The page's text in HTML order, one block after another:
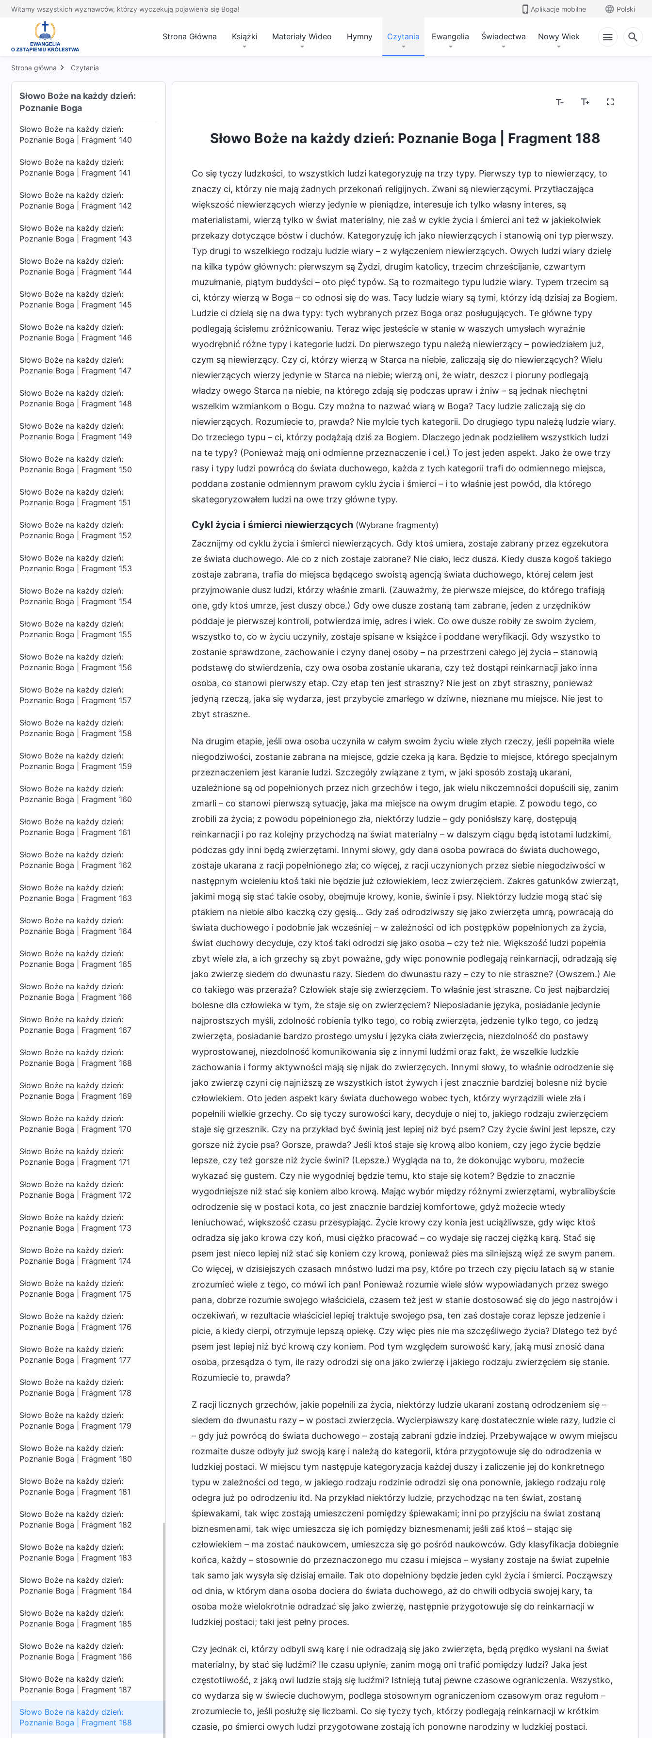
Witamy wszystkich wyznawców, którzy wyczekują pojawienia się Boga! Aplikacje mobilne Polski
Strona Główna Książki Materiały Wideo Hymny Czytania Ewangelia Świadectwa Nowy Wiek
Strona główna Czytania
Słowo Boże na każdy dzień:
Poznanie Boga
Poznanie Boga | Fragment 136
Słowo Boże na każdy dzień:
Poznanie Boga | Fragment 137
Słowo Boże na każdy dzień:
Poznanie Boga | Fragment 138
Słowo Boże na każdy dzień:
Poznanie Boga | Fragment 139
Słowo Boże na każdy dzień:
Poznanie Boga | Fragment 140
Słowo Boże na każdy dzień:
Poznanie Boga | Fragment 141
Słowo Boże na każdy dzień:
Poznanie Boga | Fragment 142
Słowo Boże na każdy dzień:
Poznanie Boga | Fragment 143
Słowo Boże na każdy dzień:
Poznanie Boga | Fragment 144
Słowo Boże na każdy dzień:
Poznanie Boga | Fragment 145
Słowo Boże na każdy dzień:
Poznanie Boga | Fragment 146
Słowo Boże na każdy dzień:
Poznanie Boga | Fragment 147
Słowo Boże na każdy dzień:
Poznanie Boga | Fragment 148
Słowo Boże na każdy dzień:
Poznanie Boga | Fragment 149
Słowo Boże na każdy dzień:
Poznanie Boga | Fragment 150
Słowo Boże na każdy dzień:
Poznanie Boga | Fragment 151
Słowo Boże na każdy dzień:
Poznanie Boga | Fragment 152
Słowo Boże na każdy dzień:
Poznanie Boga | Fragment 153
Słowo Boże na każdy dzień:
Poznanie Boga | Fragment 154
Słowo Boże na każdy dzień:
Poznanie Boga | Fragment 155
Słowo Boże na każdy dzień:
Poznanie Boga | Fragment 156
Słowo Boże na każdy dzień:
Poznanie Boga | Fragment 157
Słowo Boże na każdy dzień:
Poznanie Boga | Fragment 158
Słowo Boże na każdy dzień:
Poznanie Boga | Fragment 159
Słowo Boże na każdy dzień:
Poznanie Boga | Fragment 160
Słowo Boże na każdy dzień:
Poznanie Boga | Fragment 161
Słowo Boże na każdy dzień:
Poznanie Boga | Fragment 162
Słowo Boże na każdy dzień:
Poznanie Boga | Fragment 163
Słowo Boże na każdy dzień:
Poznanie Boga | Fragment 164
Słowo Boże na każdy dzień:
Poznanie Boga | Fragment 165
Słowo Boże na każdy dzień:
Poznanie Boga | Fragment 166
Słowo Boże na każdy dzień:
Poznanie Boga | Fragment 167
Słowo Boże na każdy dzień:
Poznanie Boga | Fragment 168
Słowo Boże na każdy dzień:
Poznanie Boga | Fragment 169
Słowo Boże na każdy dzień:
Poznanie Boga | Fragment 170
Słowo Boże na każdy dzień:
Poznanie Boga | Fragment 171
Słowo Boże na każdy dzień:
Poznanie Boga | Fragment 172
Słowo Boże na każdy dzień:
Poznanie Boga | Fragment 173
Słowo Boże na każdy dzień:
Poznanie Boga | Fragment 174
Słowo Boże na każdy dzień:
Poznanie Boga | Fragment 175
Słowo Boże na każdy dzień:
Poznanie Boga | Fragment 176
Słowo Boże na każdy dzień:
Poznanie Boga | Fragment 177
Słowo Boże na każdy dzień:
Poznanie Boga | Fragment 178
Słowo Boże na każdy dzień:
Poznanie Boga | Fragment 179
Słowo Boże na każdy dzień:
Poznanie Boga | Fragment 180
Słowo Boże na każdy dzień:
Poznanie Boga | Fragment 181
Słowo Boże na każdy dzień:
Poznanie Boga | Fragment 182
Słowo Boże na każdy dzień:
Poznanie Boga | Fragment 183
Słowo Boże na każdy dzień:
Poznanie Boga | Fragment 184
Słowo Boże na każdy dzień:
Poznanie Boga | Fragment 185
Słowo Boże na każdy dzień:
Poznanie Boga | Fragment 186
Słowo Boże na każdy dzień:
Poznanie Boga | Fragment 187
Słowo Boże na każdy dzień:
Poznanie Boga | Fragment 188
Słowo Boże na każdy dzień: Poznanie Boga | Fragment 188
Co się tyczy ludzkości, to wszystkich ludzi kategoryzuję na trzy typy. Pierwszy typ to niewierzący, to
znaczy ci, którzy nie mają żadnych przekonań religijnych. Zwani są niewierzącymi. Przytłaczająca
większość niewierzących wierzy jedynie w pieniądze, interesuje ich tylko własny interes, są
materialistami, wierzą tylko w świat materialny, nie zaś w cykle życia i śmierci ani też w jakiekolwiek
przekazy dotyczące bóstw i duchów. Kategoryzuję ich jako niewierzących i stanowią oni typ pierwszy.
Typ drugi to wszelkiego rodzaju ludzie wiary – z wyłączeniem niewierzących. Owych ludzi wiary dzielę
na kilka typów głównych: pierwszym są Żydzi, drugim katolicy, trzecim chrześcijanie, czwartym
muzułmanie, piątym buddyści – oto pięć typów. Są to rozmaitego typu ludzie wiary. Typem trzecim są
ci, którzy wierzą w Boga – co odnosi się do was. Tacy ludzie wiary są tymi, którzy idą dzisiaj za Bogiem.
Ludzie ci dzielą się na dwa typy: tych wybranych przez Boga oraz posługujących. Te główne typy
podlegają ścisłemu zróżnicowaniu. Teraz więc jesteście w stanie w waszych umysłach wyraźnie
wyodrębnić różne typy i kategorie ludzi. Do pierwszego typu należą niewierzący – powiedziałem już,
czym są niewierzący. Czy ci, którzy wierzą w Starca na niebie, zaliczają się do niewierzących? Wielu
niewierzących wierzy jedynie w Starca na niebie; wierzą oni, że wiatr, deszcz i pioruny podlegają
władzy owego Starca na niebie, na którego zdają się podczas upraw i żniw – są jednak niechętni
wszelkim wzmiankom o Bogu. Czy można to nazwać wiarą w Boga? Tacy ludzie zaliczają się do
niewierzących. Rozumiecie to, prawda? Nie mylcie tych kategorii. Do drugiego typu należą ludzie wiary.
Do trzeciego typu – ci, którzy podążają dziś za Bogiem. Dlaczego jednak podzieliłem wszystkich ludzi
na te typy? (Ponieważ mają oni odmienne przeznaczenie i cel.) To jest jeden aspekt. Jako że owe trzy
rasy i typy ludzi powrócą do świata duchowego, każda z tych kategorii trafi do odmiennego miejsca,
poddana zostanie odmiennym prawom cyklu życia i śmierci – i to właśnie jest powód, dla którego
skategoryzowałem ludzi na owe trzy główne typy.
Cykl życia i śmierci niewierzących (Wybrane fragmenty)
Zacznijmy od cyklu życia i śmierci niewierzących. Gdy ktoś umiera, zostaje zabrany przez egzekutora
ze świata duchowego. Ale co z nich zostaje zabrane? Nie ciało, lecz dusza. Kiedy dusza kogoś takiego
zostaje zabrana, trafia do miejsca będącego swoistą agencją świata duchowego, której celem jest
przyjmowanie dusz ludzi, którzy właśnie zmarli. (Zauważmy, że pierwsze miejsce, do którego trafiają
one, gdy ktoś umrze, jest duszy obce.) Gdy owe dusze zostaną tam zabrane, jeden z urzędników
poddaje je pierwszej kontroli, potwierdza imię, adres i wiek. Co owe dusze robiły ze swoim życiem,
wszystko to, co w życiu uczyniły, zostaje spisane w książce i poddane weryfikacji. Gdy wszystko to
zostanie sprawdzone, zachowanie i czyny danej osoby – na przestrzeni całego jej życia – stanowią
podstawę do stwierdzenia, czy owa osoba zostanie ukarana, czy też dostąpi reinkarnacji jako inna
osoba, co stanowi pierwszy etap. Czy etap ten jest straszny? Nie jest on zbyt straszny, ponieważ
jedyną rzeczą, jaka się wydarza, jest przybycie zmarłego w dziwne, nieznane mu miejsce. Nie jest to
zbyt straszne.
Na drugim etapie, jeśli owa osoba uczyniła w całym swoim życiu wiele złych rzeczy, jeśli popełniła wiele
niegodziwości, zostanie zabrana na miejsce, gdzie czeka ją kara. Będzie to miejsce, którego specjalnym
przeznaczeniem jest karanie ludzi. Szczegóły związane z tym, w jaki sposób zostają ukarani,
uzależnione są od popełnionych przez nich grzechów i tego, jak wielu nikczemności dopuścili się, zanim
zmarli – co stanowi pierwszą sytuację, jaka ma miejsce na owym drugim etapie. Z powodu tego, co
zrobili za życia; z powodu popełnionego zła, niektórzy ludzie – gdy poniósłszy karę, dostępują
reinkarnacji i po raz kolejny przychodzą na świat materialny – w dalszym ciągu będą istotami ludzkimi,
podczas gdy inni będą zwierzętami. Innymi słowy, gdy dana osoba powraca do świata duchowego,
zostaje ukarana z racji popełnionego zła; co więcej, z racji uczynionych przez siebie niegodziwości w
następnym wcieleniu ktoś taki nie będzie już człowiekiem, lecz zwierzęciem. Zakres gatunków zwierząt,
jakimi mogą się stać takie osoby, obejmuje krowy, konie, świnie i psy. Niektórzy ludzie mogą stać się
ptakiem na niebie albo kaczką czy gęsią… Gdy zaś odrodziwszy się jako zwierzęta umrą, powracają do
świata duchowego i podobnie jak wcześniej – w zależności od ich postępków popełnionych za życia,
świat duchowy decyduje, czy ktoś taki odrodzi się jako osoba – czy też nie. Większość ludzi popełnia
zbyt wiele zła, a ich grzechy są zbyt poważne, gdy więc ponownie podlegają reinkarnacji, odradzają się
jako zwierzę siedem do dwunastu razy. Siedem do dwunastu razy – czy to nie straszne? (Owszem.) Ale
co takiego was przeraża? Człowiek staje się zwierzęciem. To właśnie jest straszne. Co jest najbardziej
bolesne dla człowieka w tym, że staje się on zwierzęciem? Nieposiadanie języka, posiadanie jedynie
najprostszych myśli, zdolność robienia tylko tego, co robią zwierzęta, jedzenie tylko tego, co jedzą
zwierzęta, posiadanie bardzo prostego umysłu i języka ciała zwierzęcia, niezdolność do postawy
wyprostowanej, niezdolność komunikowania się z innymi ludźmi oraz fakt, że wszelkie ludzkie
zachowania i formy aktywności mają się nijak do zwierzęcych. Innymi słowy, to właśnie odrodzenie się
jako zwierzę czyni cię najniższą ze wszystkich istot żywych i jest znacznie bardziej bolesne niż bycie
człowiekiem. Oto jeden aspekt kary świata duchowego wobec tych, którzy wyrządzili wiele zła i
popełnili wielkie grzechy. Co się tyczy surowości kary, decyduje o niej to, jakiego rodzaju zwierzęciem
staje się grzesznik. Czy na przykład być świnią jest lepiej niż być psem? Czy życie świni jest lepsze, czy
gorsze niż życie psa? Gorsze, prawda? Jeśli ktoś staje się krową albo koniem, czy jego życie będzie
lepsze, czy też gorsze niż życie świni? (Lepsze.) Wygląda na to, że dokonując wyboru, możecie
wykazać się gustem. Czy nie wygodniej będzie temu, kto staje się kotem? Będzie to znacznie
wygodniejsze niż stać się koniem albo krową. Mając wybór między różnymi zwierzętami, wybralibyście
odrodzenie się w postaci kota, co jest znacznie bardziej komfortowe, gdyż możecie wtedy
leniuchować, większość czasu przesypiając. Życie krowy czy konia jest uciążliwsze, gdy więc ktoś
odradza się jako krowa czy koń, musi ciężko pracować – co wydaje się raczej ciężką karą. Stać się
psem jest nieco lepiej niż stać się koniem czy krową, ponieważ pies ma silniejszą więź ze swym panem.
Co więcej, w dzisiejszych czasach mnóstwo ludzi ma psy, które po trzech czy pięciu latach są w stanie
zrozumieć wiele z tego, co mówi ich pan! Ponieważ rozumie wiele słów wypowiadanych przez swego
pana, dobrze rozumie swojego właściciela, czasem też jest w stanie dostosować się do jego nastrojów i
oczekiwań, w rezultacie właściciel lepiej traktuje swojego psa, ten zaś dostaje coraz lepsze jedzenie i
picie, a kiedy cierpi, otrzymuje lepszą opiekę. Czy więc pies nie ma szczęśliwego życia? Dlatego też być
psem jest lepiej niż być krową czy koniem. Pod tym względem surowość kary, jaką musi znosić dana
osoba, przesądza o tym, ile razy odrodzi się ona jako zwierzę i jakiego rodzaju zwierzęciem się stanie.
Rozumiecie to, prawda?
Z racji licznych grzechów, jakie popełnili za życia, niektórzy ludzie ukarani zostaną odrodzeniem się –
siedem do dwunastu razy – w postaci zwierzęcia. Wycierpiawszy karę dostatecznie wiele razy, ludzie ci
– gdy już powrócą do świata duchowego – zostają zabrani gdzie indziej. Przebywające w owym miejscu
rozmaite dusze odbyły już swoją karę i należą do kategorii, która przygotowuje się do odrodzenia w
ludzkiej postaci. W miejscu tym następuje kategoryzacja każdej duszy i zaliczenie jej do konkretnego
typu w zależności od tego, w jakiego rodzaju rodzinie odrodzi się ona ponownie, jakiego rodzaju rolę
odegra już po odrodzeniu itd. Na przykład niektórzy ludzie, przychodząc na ten świat, zostaną
śpiewakami, tak więc zostają umieszczeni pomiędzy śpiewakami; inni po przyjściu na świat zostaną
biznesmenami, tak więc umieszcza się ich pomiędzy biznesmenami; jeśli zaś ktoś – stając się
człowiekiem – ma zostać naukowcem, umieszcza się go pośród naukowców. Gdy klasyfikacja dobiegnie
końca, każdy – stosownie do przeznaczonego mu czasu i miejsca – wysłany zostaje na świat zupełnie
tak samo jak wysyła się dzisiaj emaile. Tak oto dopełniony będzie jeden cykl życia i śmierci. Począwszy
od dnia, w którym dana osoba dociera do świata duchowego, aż do chwili odbycia swojej kary, ta
osoba może wielokrotnie odradzać się jako zwierzę, następnie przygotowuje się do reinkarnacji w
ludzkiej postaci; taki jest pełny proces.
Czy jednak ci, którzy odbyli swą karę i nie odradzają się jako zwierzęta, będą prędko wysłani na świat
materialny, by stać się ludźmi? Ile czasu upłynie, zanim mogą oni trafić pomiędzy ludzi? Jaka jest
częstotliwość, z jaką owi ludzie stają się ludźmi? Istnieją tutaj pewne czasowe ograniczenia. Wszystko,
co wydarza się w świecie duchowym, podlega stosownym ograniczeniom czasowym oraz regułom –
zrozumiecie to, jeśli posłużę się liczbami. Co się tyczy tych, którzy podlegają reinkarnacji w krótkim
czasie, po śmierci owych ludzi przygotowane zostają ich ponowne narodziny w ludzkiej postaci.